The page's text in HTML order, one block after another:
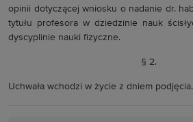
opinii dotyczącej wniosku o nadanie dr.
tytułu profesora w dziedzinie nauk
dyscyplinie nauki fizyczne.
§ 2.
Uchwała wchodzi w życie z dniem podjęcia.